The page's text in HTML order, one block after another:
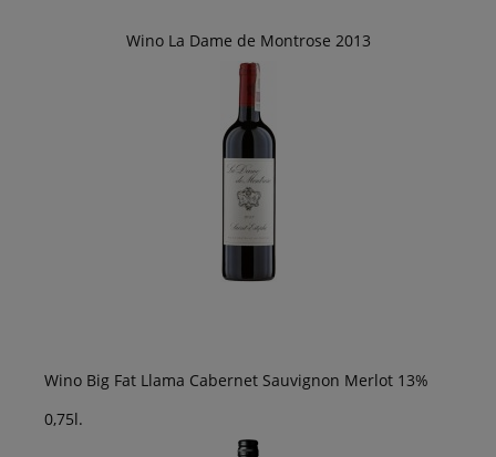
Wino La Dame de Montrose 2013
Wino Big Fat Llama Cabernet Sauvignon Merlot 13%
0,75l.